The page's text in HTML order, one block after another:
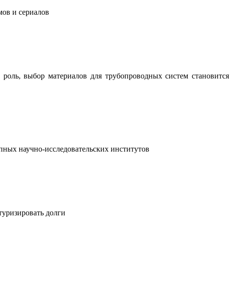
и сериалов
выбор материалов для трубопроводных систем становится
научно-исследовательских институтов
долги